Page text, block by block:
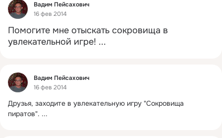
Фид
Вадим Пейсахович
16 фев 2014
Помогите мне отыскать сокровища в
увлекательной игре! ...
Фид
Вадим Пейсахович
16 фев 2014
Друзья, заходите в увлекательную игру "Сокровища
пиратов". ...